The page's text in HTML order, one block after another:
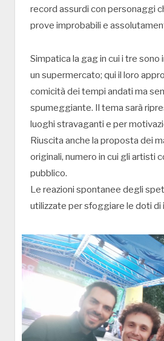
record assurdi con personaggi
prove improbabili e
Simpatica la gag in cui i tre sono
un supermercato; qui il loro
comicità dei tempi andati ma
spumeggiante. Il tema sarà
luoghi stravaganti e per
Riuscita anche la proposta dei
originali, numero in cui gli artisti
pubblico.
Le reazioni spontanee degli
utilizzate per sfoggiare le doti di